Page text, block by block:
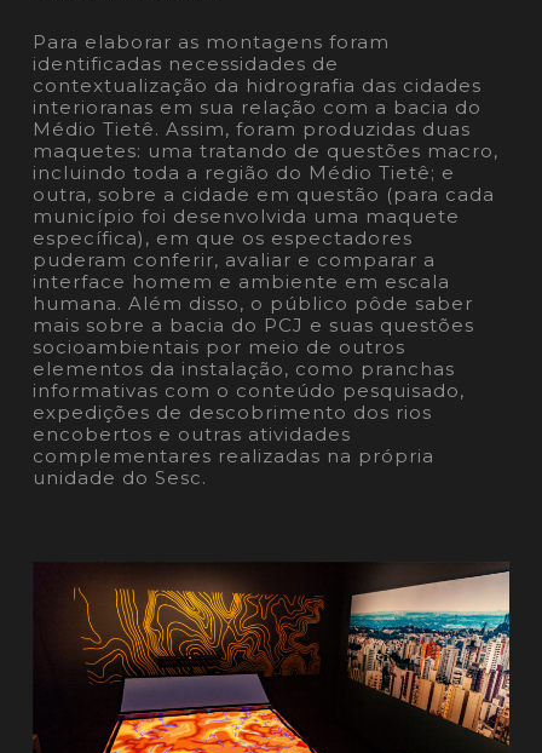
Para elaborar as montagens foram
identificadas necessidades de
contextualização da hidrografia das cidades
interioranas em sua relação com a bacia do
Médio Tietê. Assim, foram produzidas duas
maquetes: uma tratando de questões macro,
incluindo toda a região do Médio Tietê; e
outra, sobre a cidade em questão (para cada
município foi desenvolvida uma maquete
específica), em que os espectadores
puderam conferir, avaliar e comparar a
interface homem e ambiente em escala
humana. Além disso, o público pôde saber
mais sobre a bacia do PCJ e suas questões
socioambientais por meio de outros
elementos da instalação, como pranchas
informativas com o conteúdo pesquisado,
expedições de descobrimento dos rios
encobertos e outras atividades
complementares realizadas na própria
unidade do Sesc.